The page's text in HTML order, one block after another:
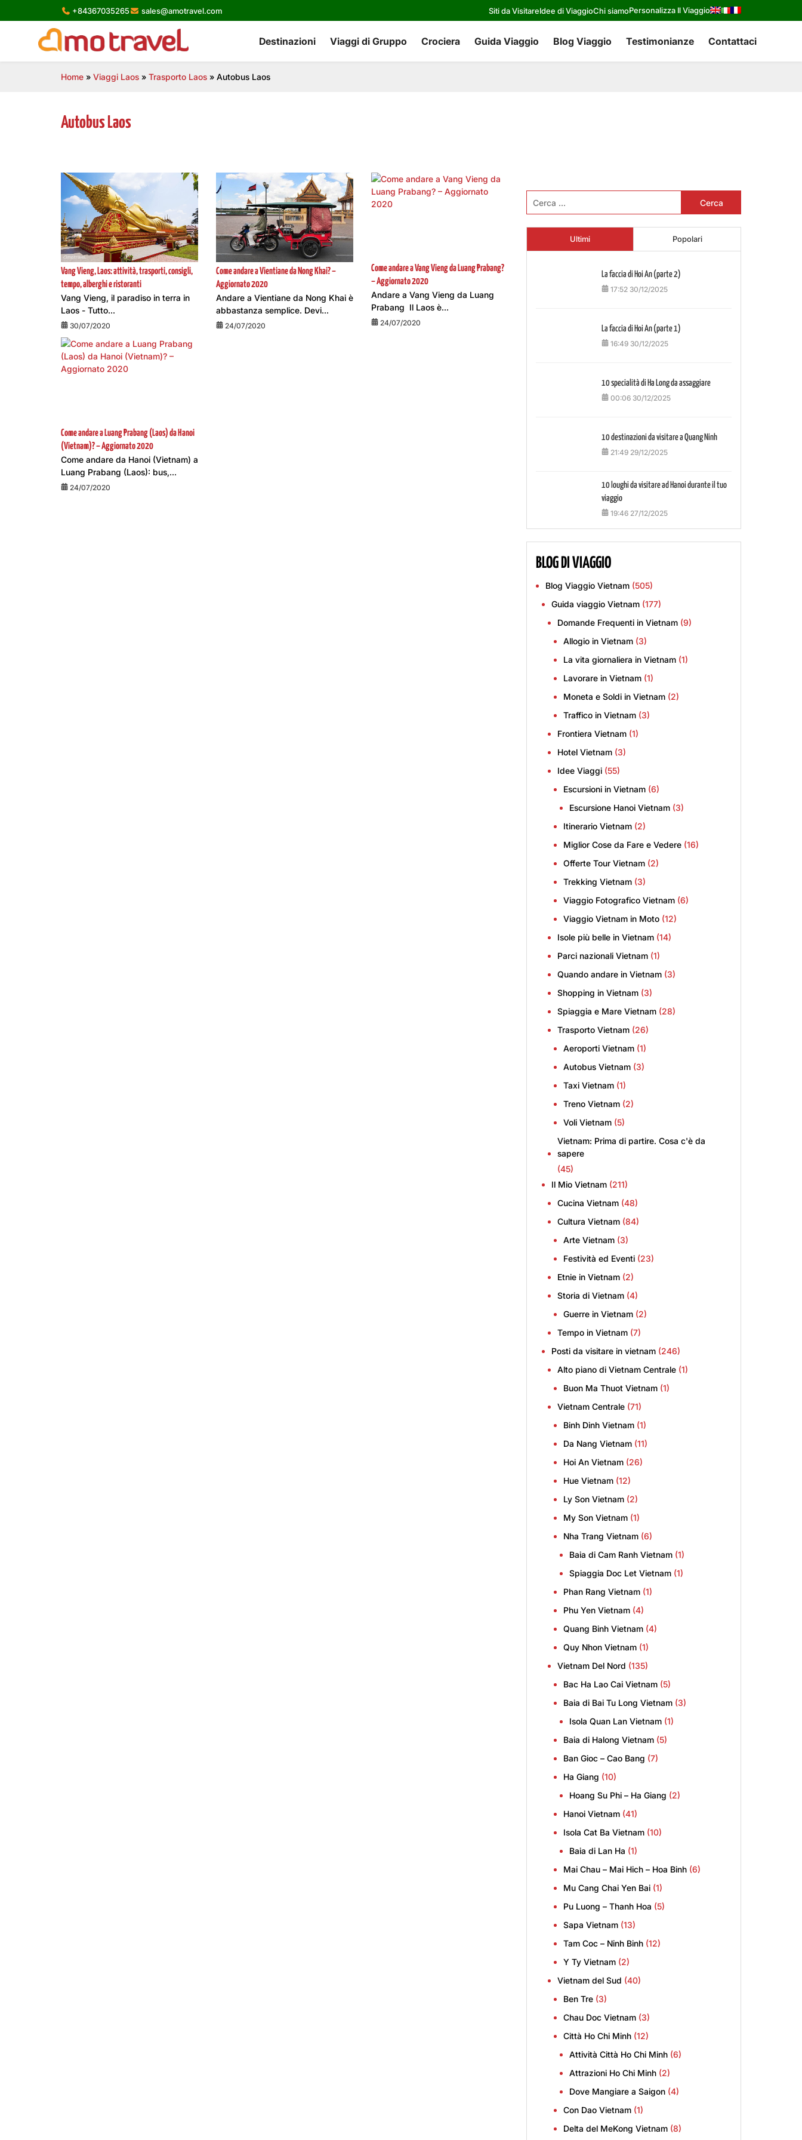
+84367035265 sales@amotravel.com Siti da VisitareIdee di ViaggioChi siamoPersonalizza Il Viaggio
Destinazioni Viaggi di Gruppo Crociera Guida Viaggio Blog Viaggio Testimonianze Contattaci
Home » Viaggi Laos » Trasporto Laos » Autobus Laos
Autobus Laos
Vang Vieng, Laos: attività, trasporti, consigli,
tempo, alberghi e ristoranti
Vang Vieng, il paradiso in terra in
Laos - Tutto...
30/07/2020
Come andare a Vientiane da Nong Khai? –
Aggiornato 2020
Andare a Vientiane da Nong Khai è
abbastanza semplice. Devi...
24/07/2020
Come andare a Vang Vieng da Luang Prabang?
– Aggiornato 2020
Andare a Vang Vieng da Luang
Prabang Il Laos è...
24/07/2020
Come andare a Luang Prabang (Laos) da Hanoi
(Vietnam)? – Aggiornato 2020
Come andare da Hanoi (Vietnam) a
Luang Prabang (Laos): bus,...
24/07/2020
per:
Ultimi Popolari
La faccia di Hoi An (parte 2)
17:52 30/12/2025
La faccia di Hoi An (parte 1)
16:49 30/12/2025
10 specialità di Ha Long da assaggiare
00:06 30/12/2025
10 destinazioni da visitare a Quang Ninh
21:49 29/12/2025
10 loughi da visitare ad Hanoi durante il tuo
viaggio
19:46 27/12/2025
BLOG DI VIAGGIO
Blog Viaggio Vietnam (505)
Guida viaggio Vietnam (177)
Domande Frequenti in Vietnam (9)
Allogio in Vietnam (3)
La vita giornaliera in Vietnam (1)
Lavorare in Vietnam (1)
Moneta e Soldi in Vietnam (2)
Traffico in Vietnam (3)
Frontiera Vietnam (1)
Hotel Vietnam (3)
Idee Viaggi (55)
Escursioni in Vietnam (6)
Escursione Hanoi Vietnam (3)
Itinerario Vietnam (2)
Miglior Cose da Fare e Vedere (16)
Offerte Tour Vietnam (2)
Trekking Vietnam (3)
Viaggio Fotografico Vietnam (6)
Viaggio Vietnam in Moto (12)
Isole più belle in Vietnam (14)
Parci nazionali Vietnam (1)
Quando andare in Vietnam (3)
Shopping in Vietnam (3)
Spiaggia e Mare Vietnam (28)
Trasporto Vietnam (26)
Aeroporti Vietnam (1)
Autobus Vietnam (3)
Taxi Vietnam (1)
Treno Vietnam (2)
Voli Vietnam (5)
Vietnam: Prima di partire. Cosa c'è da
sapere
(45)
Il Mio Vietnam (211)
Cucina Vietnam (48)
Cultura Vietnam (84)
Arte Vietnam (3)
Festività ed Eventi (23)
Etnie in Vietnam (2)
Storia di Vietnam (4)
Guerre in Vietnam (2)
Tempo in Vietnam (7)
Posti da visitare in vietnam (246)
Alto piano di Vietnam Centrale (1)
Buon Ma Thuot Vietnam (1)
Vietnam Centrale (71)
Binh Dinh Vietnam (1)
Da Nang Vietnam (11)
Hoi An Vietnam (26)
Hue Vietnam (12)
Ly Son Vietnam (2)
My Son Vietnam (1)
Nha Trang Vietnam (6)
Baia di Cam Ranh Vietnam (1)
Spiaggia Doc Let Vietnam (1)
Phan Rang Vietnam (1)
Phu Yen Vietnam (4)
Quang Binh Vietnam (4)
Quy Nhon Vietnam (1)
Vietnam Del Nord (135)
Bac Ha Lao Cai Vietnam (5)
Baia di Bai Tu Long Vietnam (3)
Isola Quan Lan Vietnam (1)
Baia di Halong Vietnam (5)
Ban Gioc – Cao Bang (7)
Ha Giang (10)
Hoang Su Phi – Ha Giang (2)
Hanoi Vietnam (41)
Isola Cat Ba Vietnam (10)
Baia di Lan Ha (1)
Mai Chau – Mai Hich – Hoa Binh (6)
Mu Cang Chai Yen Bai (1)
Pu Luong – Thanh Hoa (5)
Sapa Vietnam (13)
Tam Coc – Ninh Binh (12)
Y Ty Vietnam (2)
Vietnam del Sud (40)
Ben Tre (3)
Chau Doc Vietnam (3)
Città Ho Chi Minh (12)
Attività Città Ho Chi Minh (6)
Attrazioni Ho Chi Minh (2)
Dove Mangiare a Saigon (4)
Con Dao Vietnam (1)
Delta del MeKong Vietnam (8)